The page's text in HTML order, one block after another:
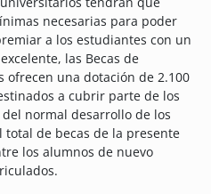
necesarias para poder
a los estudiantes con un
las Becas de
ofrecen una dotación de 2.100
a cubrir parte de los
normal desarrollo de los
de becas de la presente
los alumnos de nuevo